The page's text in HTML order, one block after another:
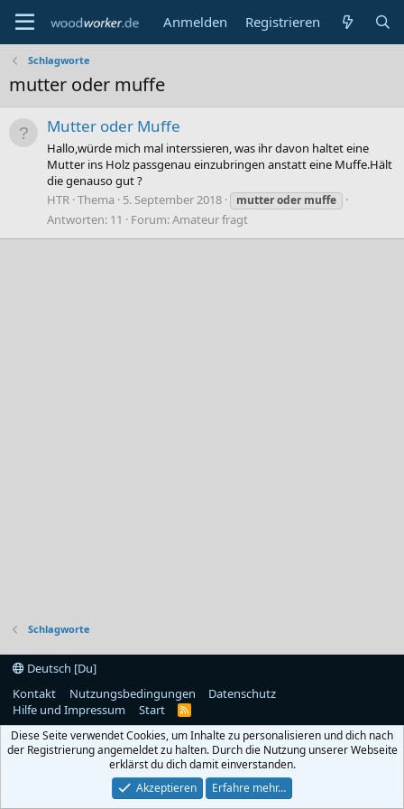
Anmelden Registrieren
Schlagworte
mutter oder muffe
Mutter oder Muffe
Hallo,würde mich mal interssieren, was ihr davon haltet eine
Mutter ins Holz passgenau einzubringen anstatt eine Muffe.Hält
die genauso gut ?
HTR Thema 5. September 2018 mutteroder muffe
Antworten: 11 Forum:Amateur fragt
Schlagworte
Deutsch [Du]
Kontakt
Nutzungsbedingungen
Datenschutz
Hilfe und Impressum
Start
R
S
Diese Seite verwendet Cookies, um Inhalte zu personalisieren und dich nach
der Registrierung angemeldet zu halten. Durch die Nutzung unserer Webseite
erklärst du dich damit einverstanden.
Akzeptieren
Erfahre mehr…